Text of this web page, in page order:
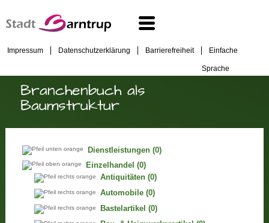
Impressum Datenschutzerklärung Barrierefreiheit Einfache
Sprache
Branchenbuch als
Baumstruktur
Dienstleistungen (0)
Einzelhandel (0)
Antiquitäten (0)
Automobile (0)
Bastelartikel (0)